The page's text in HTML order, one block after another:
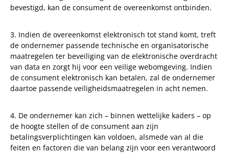
bevestigd, kan de consument de overeenkomst ontbinden.
3. Indien de overeenkomst elektronisch tot stand komt, treft
de ondernemer passende technische en organisatorische
maatregelen ter beveiliging van de elektronische overdracht
van data en zorgt hij voor een veilige webomgeving. Indien
de consument elektronisch kan betalen, zal de ondernemer
daartoe passende veiligheidsmaatregelen in acht nemen.
4. De ondernemer kan zich – binnen wettelijke kaders – op
de hoogte stellen of de consument aan zijn
betalingsverplichtingen kan voldoen, alsmede van al die
feiten en factoren die van belang zijn voor een verantwoord